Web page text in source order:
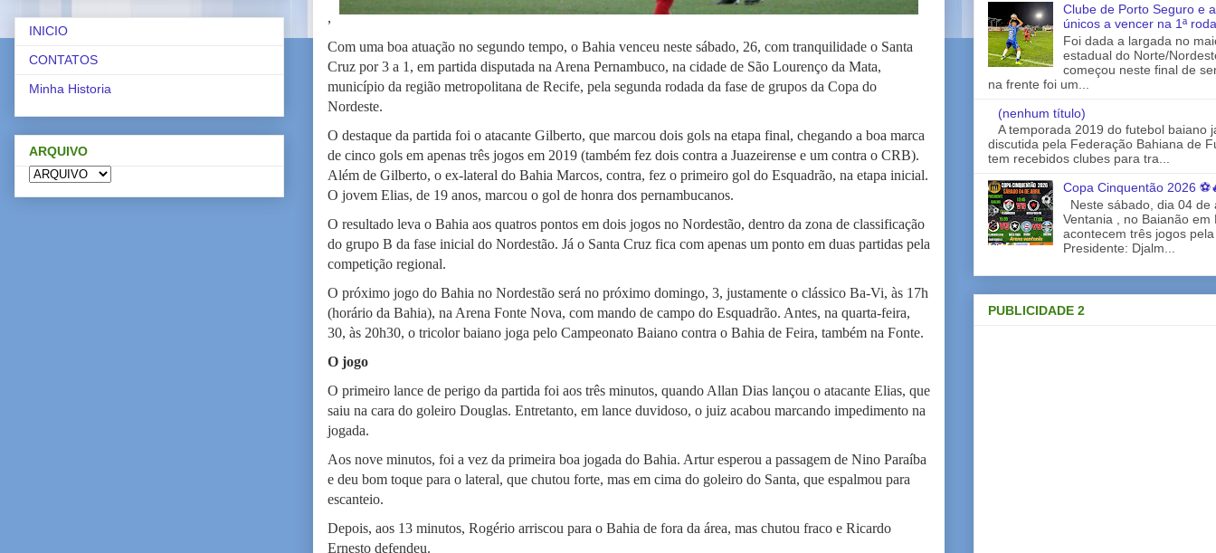
,
Com uma boa atuação no segundo tempo, o Bahia venceu neste sábado, 26, com tranquilidade o Santa
Cruz por 3 a 1, em partida disputada na Arena Pernambuco, na cidade de São Lourenço da Mata,
município da região metropolitana de Recife, pela segunda rodada da fase de grupos da Copa do
Nordeste.
O destaque da partida foi o atacante Gilberto, que marcou dois gols na etapa final, chegando a boa marca
de cinco gols em apenas três jogos em 2019 (também fez dois contra a Juazeirense e um contra o CRB).
Além de Gilberto, o ex-lateral do Bahia Marcos, contra, fez o primeiro gol do Esquadrão, na etapa inicial.
O jovem Elias, de 19 anos, marcou o gol de honra dos pernambucanos.
O resultado leva o Bahia aos quatros pontos em dois jogos no Nordestão, dentro da zona de classificação
do grupo B da fase inicial do Nordestão. Já o Santa Cruz fica com apenas um ponto em duas partidas pela
competição regional.
O próximo jogo do Bahia no Nordestão será no próximo domingo, 3, justamente o clássico Ba-Vi, às 17h
(horário da Bahia), na Arena Fonte Nova, com mando de campo do Esquadrão. Antes, na quarta-feira,
30, às 20h30, o tricolor baiano joga pelo Campeonato Baiano contra o Bahia de Feira, também na Fonte.
O jogo
O primeiro lance de perigo da partida foi aos três minutos, quando Allan Dias lançou o atacante Elias, que
saiu na cara do goleiro Douglas. Entretanto, em lance duvidoso, o juiz acabou marcando impedimento na
jogada.
Aos nove minutos, foi a vez da primeira boa jogada do Bahia. Artur esperou a passagem de Nino Paraíba
e deu bom toque para o lateral, que chutou forte, mas em cima do goleiro do Santa, que espalmou para
escanteio.
Depois, aos 13 minutos, Rogério arriscou para o Bahia de fora da área, mas chutou fraco e Ricardo
Ernesto defendeu.
INICIO
CONTATOS
Minha Historia
ARQUIVO
Clube de Porto Seguro e
únicos a vencer na 1ª
Foi dada a largada no
estadual do Norte/
começou neste final de
na frente foi um...
(nenhum título)
A temporada 2019 do futebol baiano
discutida pela Federação Bahiana de
tem recebidos clubes para tra...
Copa Cinquentão 2026
Neste sábado, dia 04 de
Ventania , no Baianão em
acontecem três jogos
Presidente: Djalm...
PUBLICIDADE 2